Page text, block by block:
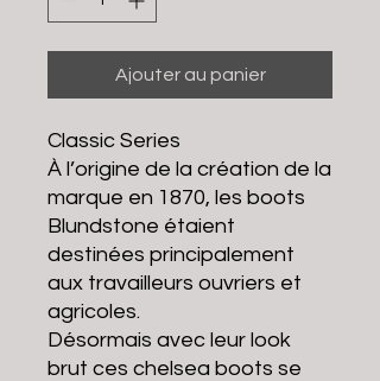
Ajouter au panier
Classic Series
À l’origine de la création de la
marque en 1870, les boots
Blundstone étaient
destinées principalement
aux travailleurs ouvriers et
agricoles.
Désormais avec leur look
brut ces chelsea boots se